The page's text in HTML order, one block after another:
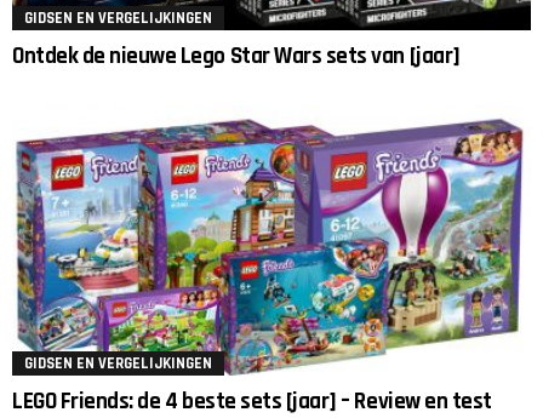
GIDSEN EN VERGELIJKINGEN
Ontdek de nieuwe Lego Star Wars sets van [jaar]
GIDSEN EN VERGELIJKINGEN
LEGO Friends: de 4 beste sets [jaar] – Review en test